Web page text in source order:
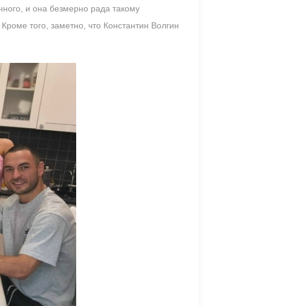
и она безмерно рада такому
того, заметно, что Константин Волгин